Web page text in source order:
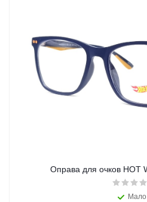
Оправа для очков HOT
Мало